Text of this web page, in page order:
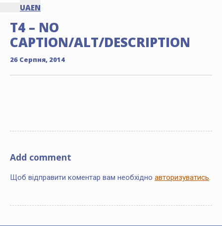
UAEN
T4 – NO
CAPTION/ALT/DESCRIPTION
26 Серпня, 2014
Add comment
Щоб відправити коментар вам необхідно авторизуватись